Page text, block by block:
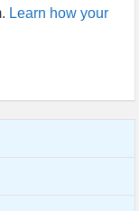
Learn how your